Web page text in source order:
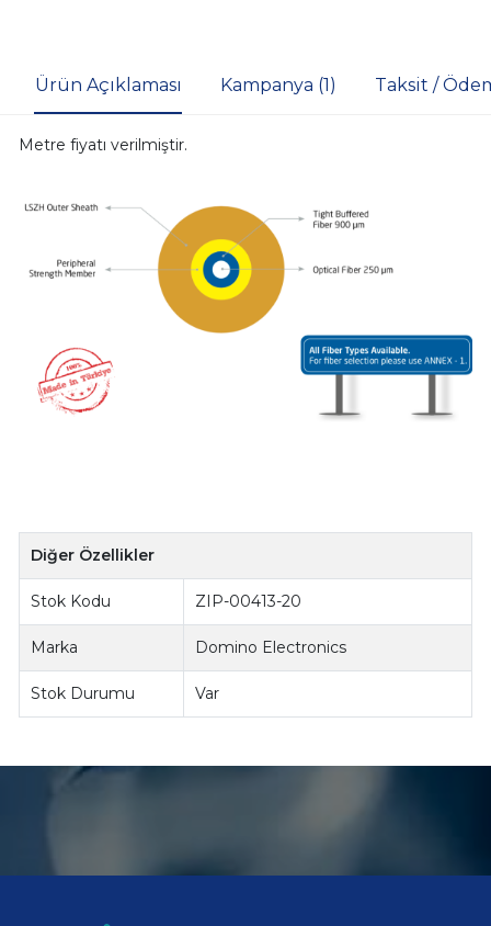
Ürün Açıklaması Kampanya (1) Taksit /
Metre fiyatı verilmiştir.
Diğer Özellikler
Stok Kodu ZIP-00413-20
Marka Domino Electronics
Stok Durumu Var